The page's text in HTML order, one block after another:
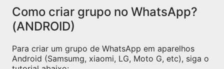
Como criar grupo no WhatsApp?
(ANDROID)
Para criar um grupo de WhatsApp em aparelhos
Android (Samsumg, xiaomi, LG, Moto G, etc), siga o